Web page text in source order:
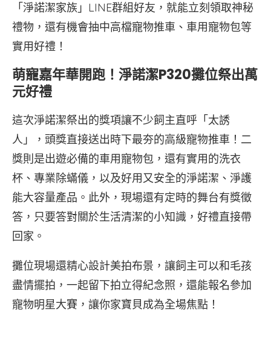
「淨諾潔家族」LINE群組好友，就能立刻領取神秘
禮物，還有機會抽中高檔寵物推車、車用寵物包等
實用好禮！
萌寵嘉年華開跑！淨諾潔P320攤位祭出萬
元好禮
這次淨諾潔祭出的獎項讓不少飼主直呼「太誘
人」，頭獎直接送出時下最夯的高級寵物推車！二
獎則是出遊必備的車用寵物包，還有實用的洗衣
杯、專業除蟎儀，以及好用又安全的淨諾潔、淨護
能大容量產品。此外，現場還有定時的舞台有獎徵
答，只要答對關於生活清潔的小知識，好禮直接帶
回家。
攤位現場還精心設計美拍布景，讓飼主可以和毛孩
盡情擺拍，一起留下拍立得紀念照，還能報名參加
寵物明星大賽，讓你家寶貝成為全場焦點！